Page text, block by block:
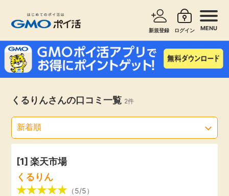
新規登録 ログイン MENU
お知らせ
新着
高還元
無料
サービスで探す ショッピングで探す
旅行・レンタカー
エンタメ
クレジットカード
くるりんさんの口コミ一覧 2件
[1]楽天市場
くるりん
（5/5）